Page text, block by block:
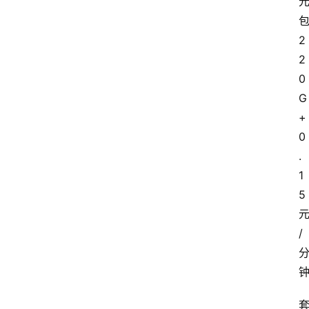
包
2
2
0
G
+
0
.
1
5
元
/
分
钟
套